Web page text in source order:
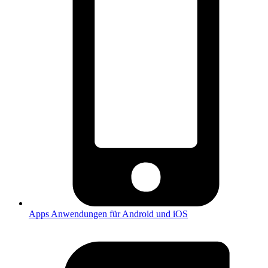
Apps Anwendungen für Android und iOS